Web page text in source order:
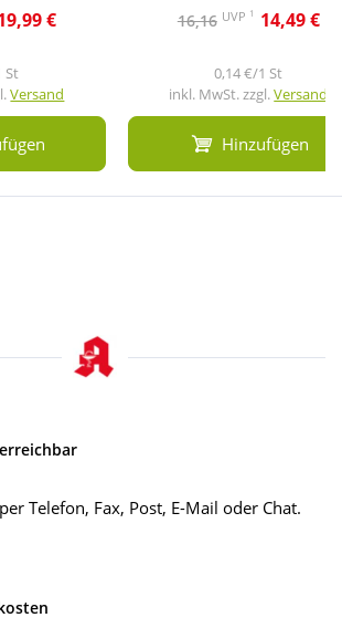
€
St
Versand
16,16 UVP 1 14,49 €
0,14 €/1 St
inkl. MwSt. zzgl.Versand
Hinzufügen
Telefon, Fax, Post, E-Mail oder Chat.